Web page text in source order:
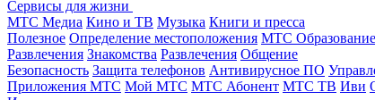
Сервисы для жизни
МТС Медиа Кино и ТВ Музыка Книги и пресса
Полезное Определение местоположения МТС Образование
Развлечения Знакомства Развлечения Общение
Безопасность Защита телефонов Антивирусное ПО
Приложения МТС Мой МТС МТС Абонент МТС ТВ Иви